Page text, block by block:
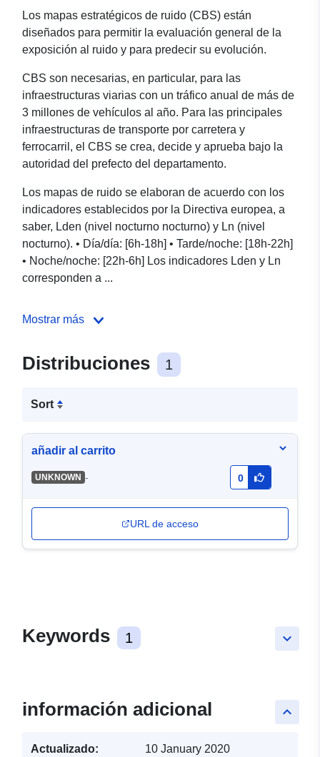
Los mapas estratégicos de ruido (CBS) están
diseñados para permitir la evaluación general de la
exposición al ruido y para predecir su evolución.
CBS son necesarias, en particular, para las
infraestructuras viarias con un tráfico anual de más de
3 millones de vehículos al año. Para las principales
infraestructuras de transporte por carretera y
ferrocarril, el CBS se crea, decide y aprueba bajo la
autoridad del prefecto del departamento.
Los mapas de ruido se elaboran de acuerdo con los
indicadores establecidos por la Directiva europea, a
saber, Lden (nivel nocturno nocturno) y Ln (nivel
nocturno). • Día/día: [6h-18h] • Tarde/noche: [18h-22h]
• Noche/noche: [22h-6h] Los indicadores Lden y Ln
corresponden a ...
Mostrar más
Distribuciones 1
Sort
añadir al carrito
UNKNOWN - 0
URL de acceso
keyboard_arrow_down
Keywords 1
keyboard_arrow_up
información adicional
Actualizado: 10 January 2020